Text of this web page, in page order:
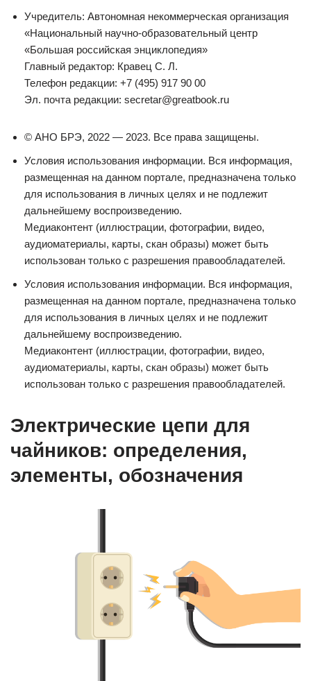
Учредитель: Автономная некоммерческая организация
«Национальный научно-образовательный центр
«Большая российская энциклопедия»
Главный редактор: Кравец С. Л.
Телефон редакции: +7 (495) 917 90 00
Эл. почта редакции: secretar@greatbook.ru
© АНО БРЭ, 2022 — 2023. Все права защищены.
Условия использования информации. Вся информация,
размещенная на данном портале, предназначена только
для использования в личных целях и не подлежит
дальнейшему воспроизведению.
Медиаконтент (иллюстрации, фотографии, видео,
аудиоматериалы, карты, скан образы) может быть
использован только с разрешения правообладателей.
Условия использования информации. Вся информация,
размещенная на данном портале, предназначена только
для использования в личных целях и не подлежит
дальнейшему воспроизведению.
Медиаконтент (иллюстрации, фотографии, видео,
аудиоматериалы, карты, скан образы) может быть
использован только с разрешения правообладателей.
Электрические цепи для
чайников: определения,
элементы, обозначения